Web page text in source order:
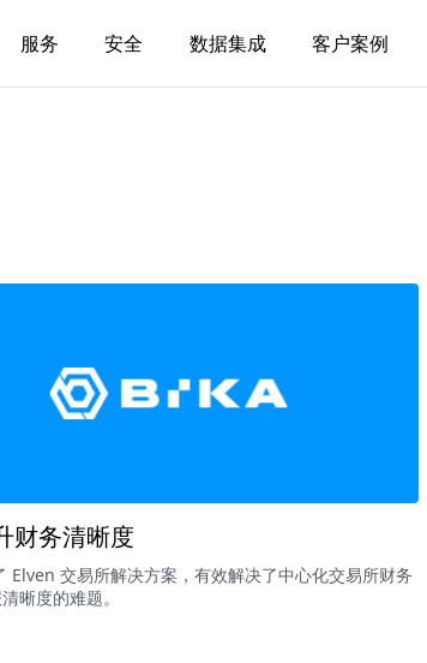
服务 安全 数据集成 客户案例
财务清晰度
Elven 交易所解决方案，有效解决了中心化交易所财务
晰度的难题。